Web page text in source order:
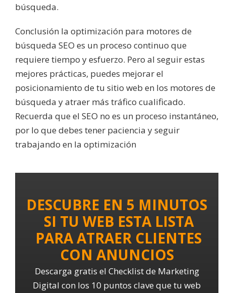
búsqueda.
Conclusión la optimización para motores de
búsqueda SEO es un proceso continuo que
requiere tiempo y esfuerzo. Pero al seguir estas
mejores prácticas, puedes mejorar el
posicionamiento de tu sitio web en los motores de
búsqueda y atraer más tráfico cualificado.
Recuerda que el SEO no es un proceso instantáneo,
por lo que debes tener paciencia y seguir
trabajando en la optimización
DESCUBRE EN 5 MINUTOS
SI TU WEB ESTA LISTA
PARA ATRAER CLIENTES
CON ANUNCIOS
Descarga gratis el Checklist de Marketing
Digital con los 10 puntos clave que tu web